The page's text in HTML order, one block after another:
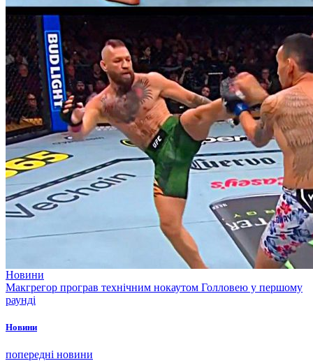
Новини
Макгрегор програв технічним нокаутом Голловею у першому
раунді
Новини
попередні новини